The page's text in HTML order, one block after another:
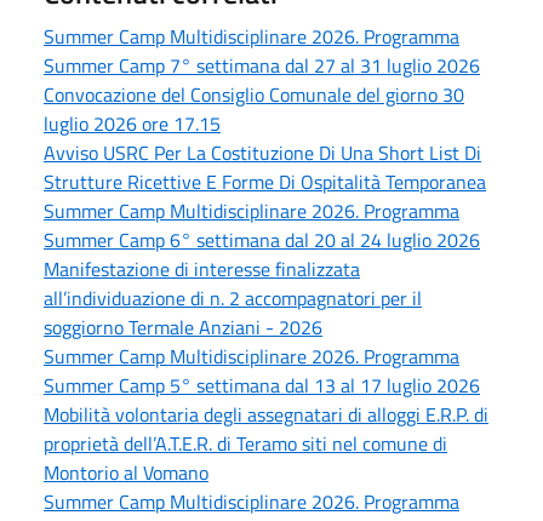
Summer Camp Multidisciplinare 2026. Programma
Summer Camp 7° settimana dal 27 al 31 luglio 2026
Convocazione del Consiglio Comunale del giorno 30
luglio 2026 ore 17.15
Avviso USRC Per La Costituzione Di Una Short List Di
Strutture Ricettive E Forme Di Ospitalità Temporanea
Summer Camp Multidisciplinare 2026. Programma
Summer Camp 6° settimana dal 20 al 24 luglio 2026
Manifestazione di interesse finalizzata
all’individuazione di n. 2 accompagnatori per il
soggiorno Termale Anziani - 2026
Summer Camp Multidisciplinare 2026. Programma
Summer Camp 5° settimana dal 13 al 17 luglio 2026
Mobilità volontaria degli assegnatari di alloggi E.R.P. di
proprietà dell’A.T.E.R. di Teramo siti nel comune di
Montorio al Vomano
Summer Camp Multidisciplinare 2026. Programma